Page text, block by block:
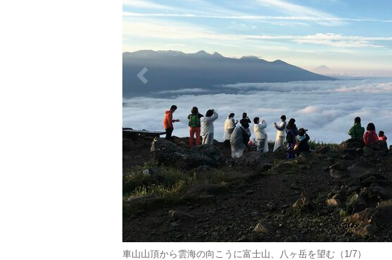
車山山頂から雲海の向こうに富士山、八ヶ岳を望む（1/7）